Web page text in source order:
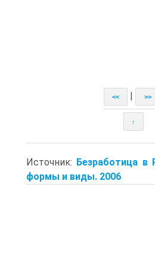
<< >>
↑
Источник: Безработица в
формы и виды. 2006